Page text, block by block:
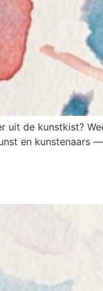
uit de kunstkist?
en kunstenaars